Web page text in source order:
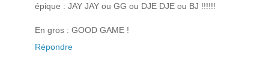
épique : JAY JAY ou GG ou DJE DJE ou BJ !!!!!!
En gros : GOOD GAME !
Répondre